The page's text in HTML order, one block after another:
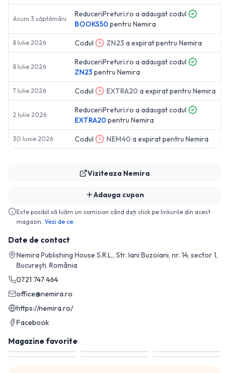
Viziteaza Nemira
Adauga cupon
Este posibil să luăm un comision când dați click pe linkurile din acest
magazin. Vezi de ce.
Date de contact
Nemira Publishing House S.R.L., Str. Iani Buzoiani, nr. 14, sector 1,
București, România
0721 747 464
office@nemira.ro
https://nemira.ro/
Facebook
Magazine favorite
Acum 3 săptămâni
ReduceriPreturi.ro a adaugat codul
BOOKS50 pentru Nemira
8 Iulie 2026 Codul ZN23 a expirat pentru Nemira
8 Iulie 2026
ReduceriPreturi.ro a adaugat codul
ZN23 pentru Nemira
7 Iulie 2026 Codul EXTRA20 a expirat pentru Nemira
2 Iulie 2026
ReduceriPreturi.ro a adaugat codul
EXTRA20 pentru Nemira
30 Iunie 2026 Codul NEM40 a expirat pentru Nemira